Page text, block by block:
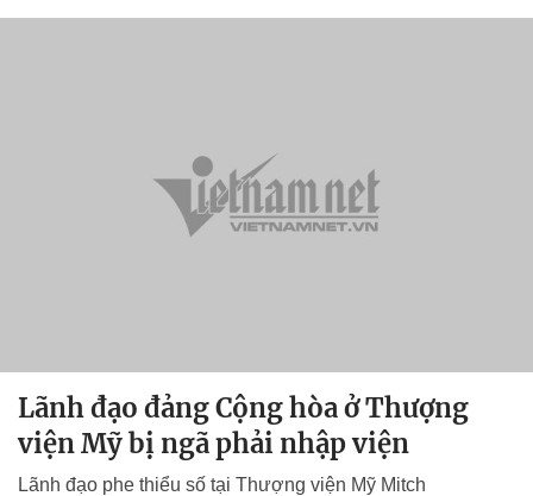
Lãnh đạo đảng Cộng hòa ở Thượng
viện Mỹ bị ngã phải nhập viện
Lãnh đạo phe thiểu số tại Thượng viện Mỹ Mitch